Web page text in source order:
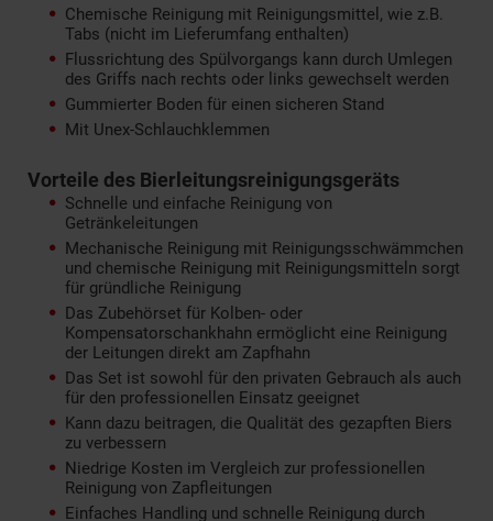
Chemische Reinigung mit Reinigungsmittel, wie z.B.
Tabs (nicht im Lieferumfang enthalten)
Flussrichtung des Spülvorgangs kann durch Umlegen
des Griffs nach rechts oder links gewechselt werden
Gummierter Boden für einen sicheren Stand
Mit Unex-Schlauchklemmen
Vorteile des Bierleitungsreinigungsgeräts
Schnelle und einfache Reinigung von
Getränkeleitungen
Mechanische Reinigung mit Reinigungsschwämmchen
und chemische Reinigung mit Reinigungsmitteln sorgt
für gründliche Reinigung
Das Zubehörset für Kolben- oder
Kompensatorschankhahn ermöglicht eine Reinigung
der Leitungen direkt am Zapfhahn
Das Set ist sowohl für den privaten Gebrauch als auch
für den professionellen Einsatz geeignet
Kann dazu beitragen, die Qualität des gezapften Biers
zu verbessern
Niedrige Kosten im Vergleich zur professionellen
Reinigung von Zapfleitungen
Einfaches Handling und schnelle Reinigung durch